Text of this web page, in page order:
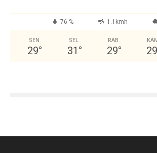
76 % 1.1kmh
SEN
29°
SEL
31 °
RAB
29° 29